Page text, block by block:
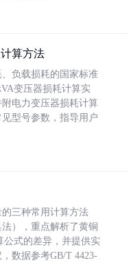
算方法
负载损耗的国家标准
变压器损耗计算实
电力变压器损耗计算
见型号参数，指导用户
三种常用计算方法
），重点解析了黄铜
公式的差异，并提供实
数据参考GB/T 4423-